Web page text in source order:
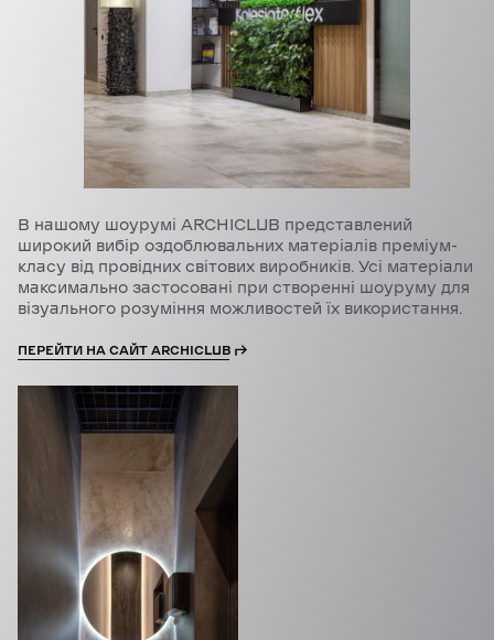
В нашому шоурумі ARCHICLUB представлений
широкий вибір оздоблювальних матеріалів преміум-
класу від провідних світових виробників. Усі матеріали
максимально застосовані при створенні шоуруму для
візуального розуміння можливостей їх використання.
ПЕРЕЙТИ НА САЙТ ARCHICLUB